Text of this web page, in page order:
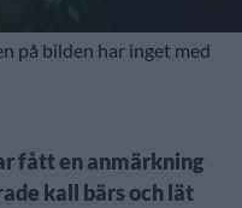
på bilden har inget med
fått en anmärkning
kall bärs och lät